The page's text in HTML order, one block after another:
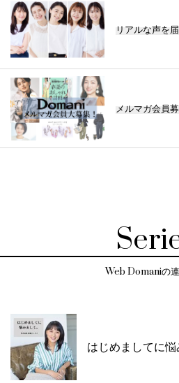
リアルな声を
メルマガ会員
Web Domaniの
はじめましてに悩